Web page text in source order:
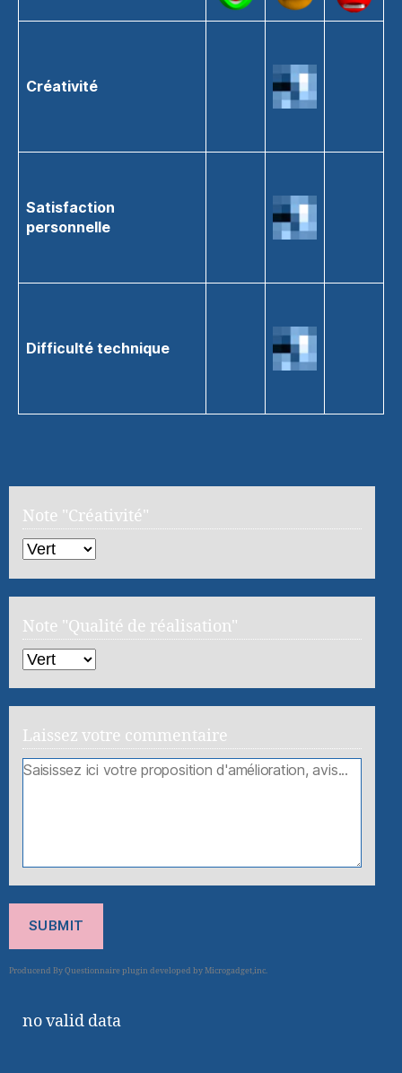
Créativité
Satisfaction
personnelle
Difficulté technique
Note "Créativité"
Note "Qualité de réalisation"
Laissez votre commentaire
SUBMIT
no valid data